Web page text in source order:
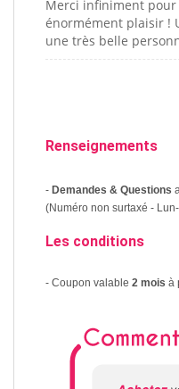
Merci infiniment
énormément plaisir !
une très belle
Renseignements
- Demandes & Questions
(Numéro non surtaxé -
Les conditions
- Coupon valable 2 mois à